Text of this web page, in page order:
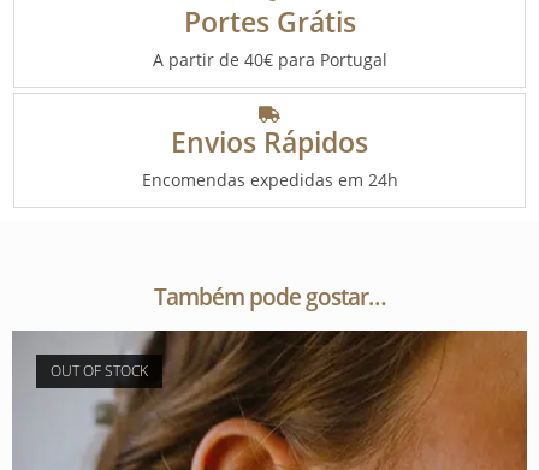
Portes Grátis
A partir de 40€ para Portugal
Envios Rápidos
Encomendas expedidas em 24h
Também pode gostar…
OUT OF STOCK